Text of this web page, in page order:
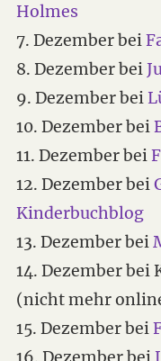
Holmes
7. Dezember bei
8. Dezember bei
9. Dezember bei
10. Dezember bei
11. Dezember bei
12. Dezember bei
Kinderbuchblog
13. Dezember bei
14. Dezember bei
(nicht mehr
15. Dezember bei